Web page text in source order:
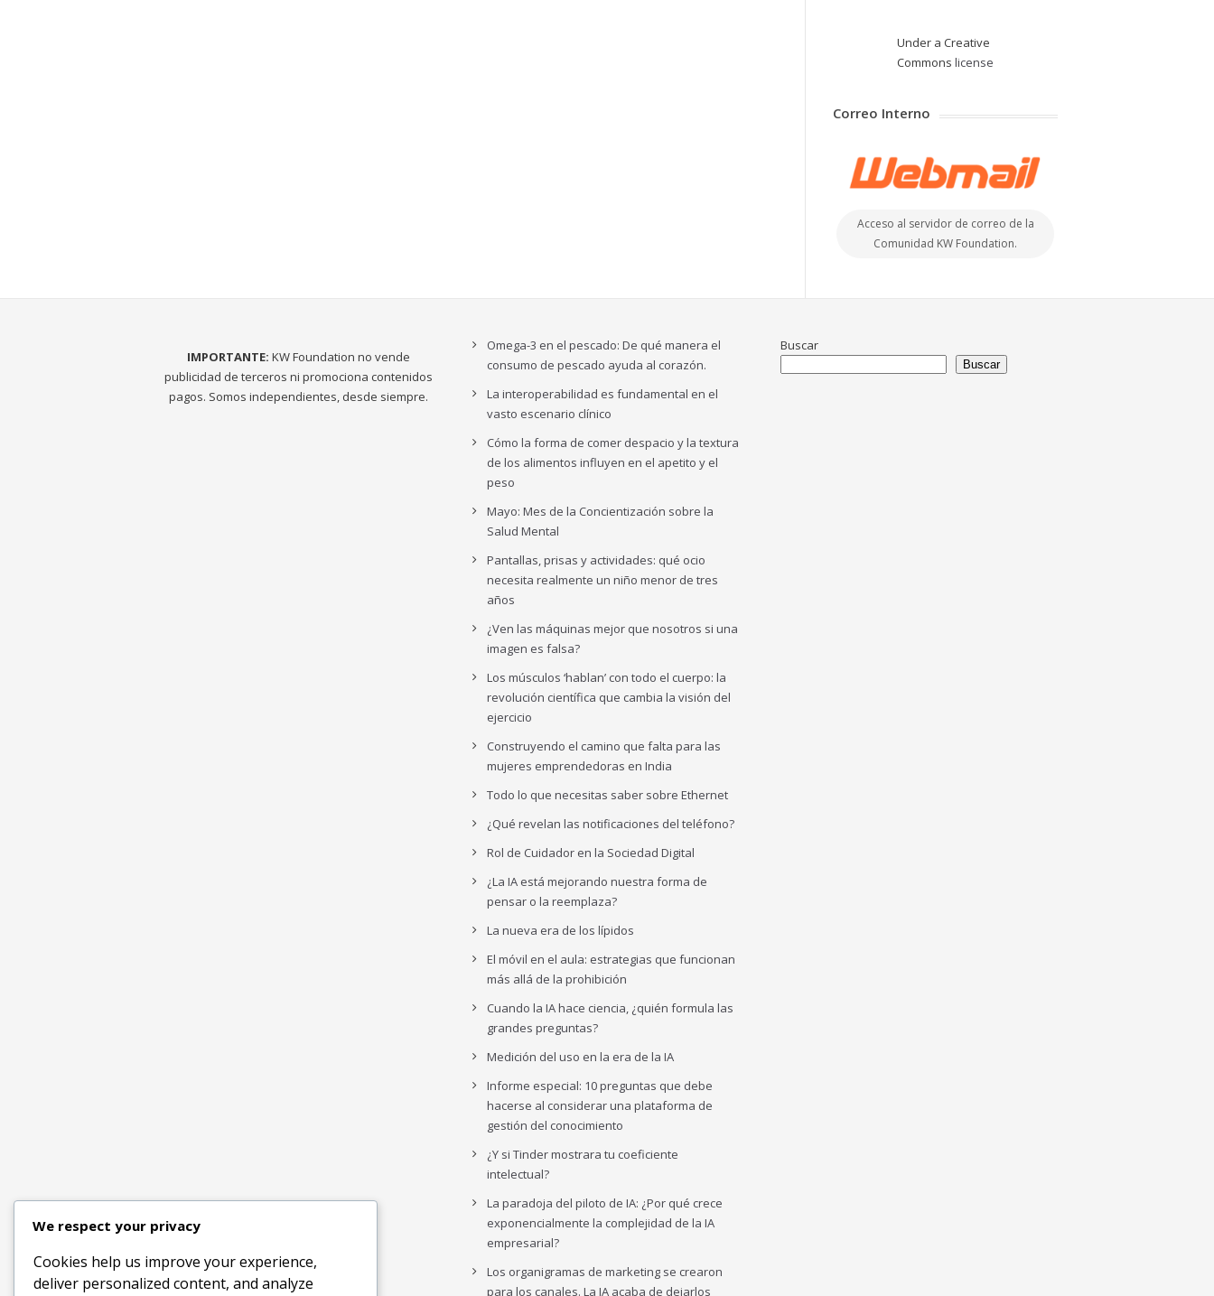
Under a Creative
Commons license
Correo Interno
Acceso al servidor de correo de la
Comunidad KW Foundation.
IMPORTANTE: KW Foundation no vende
publicidad de terceros ni promociona contenidos
pagos. Somos independientes, desde siempre.
Omega-3 en el pescado: De qué manera el
consumo de pescado ayuda al corazón.
La interoperabilidad es fundamental en el
vasto escenario clínico
Cómo la forma de comer despacio y la textura
de los alimentos influyen en el apetito y el
peso
Mayo: Mes de la Concientización sobre la
Salud Mental
Pantallas, prisas y actividades: qué ocio
necesita realmente un niño menor de tres
años
¿Ven las máquinas mejor que nosotros si una
imagen es falsa?
Los músculos ‘hablan’ con todo el cuerpo: la
revolución científica que cambia la visión del
ejercicio
Construyendo el camino que falta para las
mujeres emprendedoras en India
Todo lo que necesitas saber sobre Ethernet
¿Qué revelan las notificaciones del teléfono?
Rol de Cuidador en la Sociedad Digital
¿La IA está mejorando nuestra forma de
pensar o la reemplaza?
La nueva era de los lípidos
El móvil en el aula: estrategias que funcionan
más allá de la prohibición
Cuando la IA hace ciencia, ¿quién formula las
grandes preguntas?
Medición del uso en la era de la IA
Informe especial: 10 preguntas que debe
hacerse al considerar una plataforma de
gestión del conocimiento
¿Y si Tinder mostrara tu coeficiente
intelectual?
La paradoja del piloto de IA: ¿Por qué crece
exponencialmente la complejidad de la IA
empresarial?
Los organigramas de marketing se crearon
para los canales. La IA acaba de dejarlos
Buscar
Buscar
We respect your privacy
Cookies help us improve your experience,
deliver personalized content, and analyze